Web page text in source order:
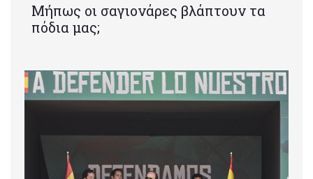
Μήπως οι σαγιονάρες βλάπτουν τα
πόδια μας;